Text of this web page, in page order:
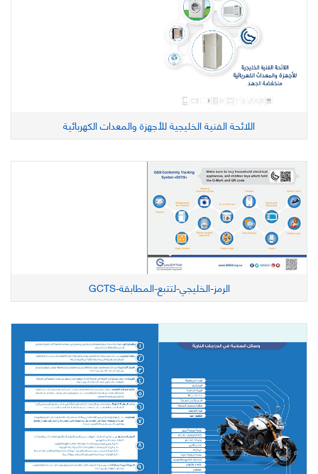
اللائحة الفنية الخليجية للأجهزة والمعدات الكهربائية
الرمز-الخليجي-لتتبع-المطابقة-GCTS